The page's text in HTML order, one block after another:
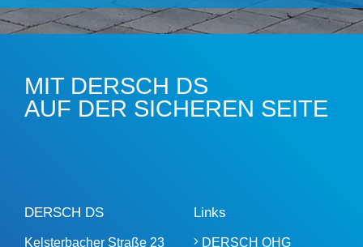
MIT DERSCH DS
AUF DER SICHEREN SEITE
DERSCH DS
Kelsterbacher Straße 23
Links
DERSCH OHG